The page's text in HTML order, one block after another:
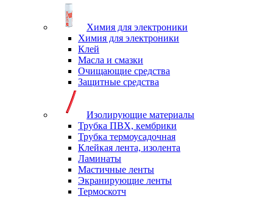
Химия для электроники
Химия для электроники
Клей
Масла и смазки
Очищающие средства
Защитные средства
Изолирующие материалы
Трубка ПВХ, кембрики
Трубка термоусадочная
Клейкая лента, изолента
Ламинаты
Мастичные ленты
Экранирующие ленты
Термоскотч